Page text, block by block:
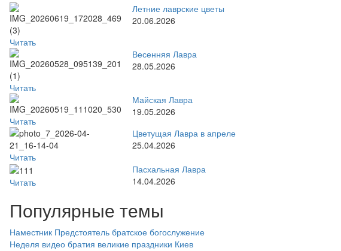
Читать
Летние лаврские цветы
20.06.2026
Читать
Весенняя Лавра
28.05.2026
Читать
Майская Лавра
19.05.2026
Читать
Цветущая Лавра в апреле
25.04.2026
Читать
Пасхальная Лавра
14.04.2026
Популярные темы
Наместник Предстоятель братское богослужение
Неделя видео братия великие праздники Киев